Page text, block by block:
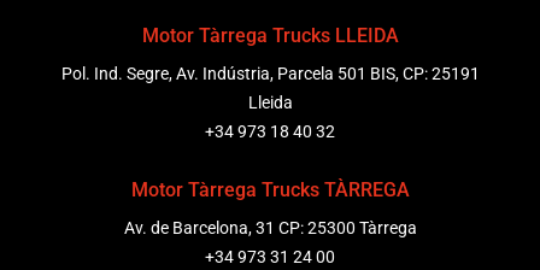
Motor Tàrrega Trucks LLEIDA
Pol. Ind. Segre, Av. Indústria, Parcela 501 BIS, CP: 25191
Lleida
+34 973 18 40 32
Motor Tàrrega Trucks TÀRREGA
Av. de Barcelona, 31 CP: 25300 Tàrrega
+34 973 31 24 00